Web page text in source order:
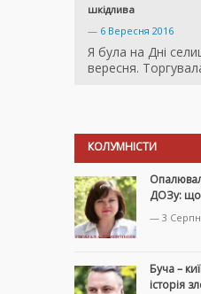
шкідлива
— 6 Вересня 2016
Я була на Дні
вересня.
КОЛУМНІСТИ
ДОЗу: що
— 3
Буча –
історія